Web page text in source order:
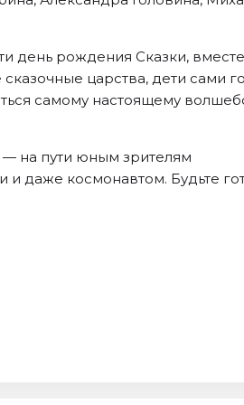
день рождения Сказки,
царства, дети сами
самому настоящему
на пути юным зрителям
даже космонавтом. Будьте